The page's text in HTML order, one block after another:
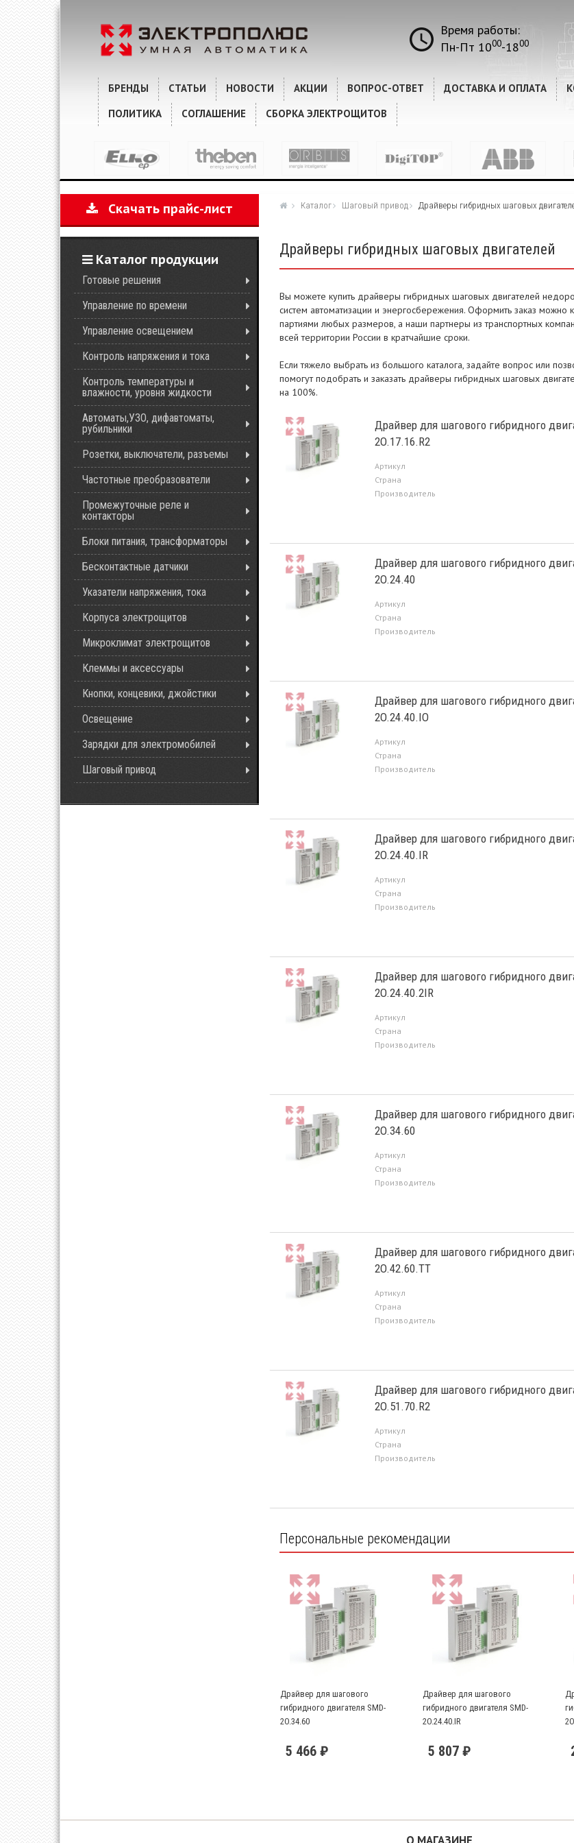
Время работы:
Пн-Пт 1000-1800
БРЕНДЫ СТАТЬИ НОВОСТИ АКЦИИ ВОПРОС-ОТВЕТ ДОСТАВКА И ОПЛАТА
ПОЛИТИКА
СОГЛАШЕНИЕ СБОРКА ЭЛЕКТРОЩИТОВ
Скачать прайс-лист
Каталог продукции
Готовые решения
Управление по времени
Управление освещением
Контроль напряжения и тока
Контроль температуры и
влажности, уровня жидкости
Автоматы,УЗО, дифавтоматы,
рубильники
Розетки, выключатели, разъемы
Частотные преобразователи
Промежуточные реле и
контакторы
Блоки питания, трансформаторы
Бесконтактные датчики
Указатели напряжения, тока
Корпуса электрощитов
Микроклимат электрощитов
Клеммы и аксессуары
Кнопки, концевики, джойстики
Освещение
Зарядки для электромобилей
Шаговый привод
Каталог Шаговый привод Драйверы гибридных шаговых
Драйверы гибридных шаговых двигателей
Вы можете купить драйверы гибридных шаговых двигателей
систем автоматизации и энергосбережения. Оформить заказ можно
партиями любых размеров, а наши партнеры из транспортных
всей территории России в кратчайшие сроки.
Если тяжело выбрать из большого каталога, задайте вопрос или
помогут подобрать и заказать драйверы гибридных шаговых
на 100%.
Драйвер для шагового гибридного
2O.17.16.R2
Артикул
Страна
Производитель
Драйвер для шагового гибридного
2O.24.40
Артикул
Страна
Производитель
Драйвер для шагового гибридного
2O.24.40.IO
Артикул
Страна
Производитель
Драйвер для шагового гибридного
2O.24.40.IR
Артикул
Страна
Производитель
Драйвер для шагового гибридного
2O.24.40.2IR
Артикул
Страна
Производитель
Драйвер для шагового гибридного
2O.34.60
Артикул
Страна
Производитель
Драйвер для шагового гибридного
2O.42.60.TT
Артикул
Страна
Производитель
Драйвер для шагового гибридного
2O.51.70.R2
Артикул
Страна
Производитель
Персональные рекомендации
Драйвер для шагового
гибридного двигателя SMD-
2O.34.60
5 466 ₽
Драйвер для шагового
гибридного двигателя SMD-
2O.24.40.IR
5 807 ₽